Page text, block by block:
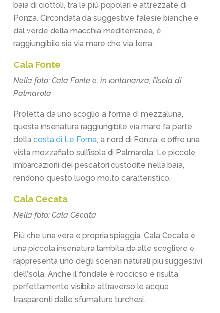
baia di ciottoli, tra le più popolari e attrezzate di
Ponza. Circondata da suggestive falesie bianche e
dal verde della macchia mediterranea, è
raggiungibile sia via mare che via terra.
Cala Fonte
Nella foto: Cala Fonte e, in lontananza, l’Isola di
Palmarola
Protetta da uno scoglio a forma di mezzaluna,
questa insenatura raggiungibile via mare fa parte
della costa di Le Forna, a nord di Ponza, e offre una
vista mozzafiato sull’isola di Palmarola. Le piccole
imbarcazioni dei pescatori custodite nella baia,
rendono questo luogo molto caratteristico.
Cala Cecata
Nella foto: Cala Cecata
Più che una vera e propria spiaggia, Cala Cecata è
una piccola insenatura lambita da alte scogliere e
rappresenta uno degli scenari naturali più suggestivi
dell’isola. Anche il fondale è roccioso e risulta
perfettamente visibile attraverso le acque
trasparenti dalle sfumature turchesi.